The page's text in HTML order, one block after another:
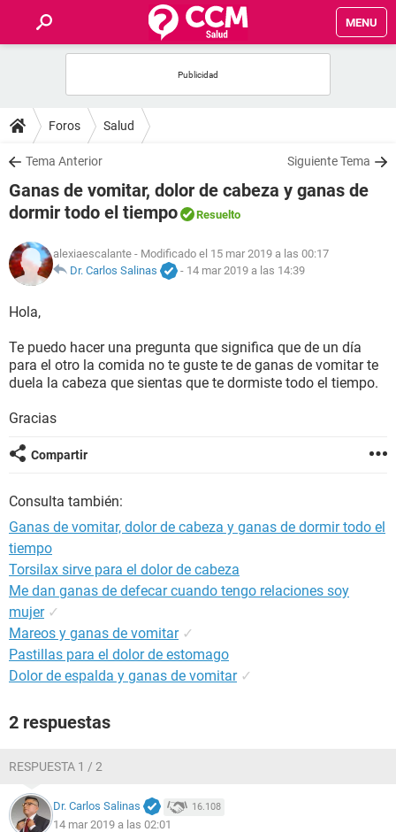
MENU
FOROS
SALUD
FAMILIA
NUTRICIÓN
SEXUALIDAD
GLOSARIO
Foros Salud
Tema Anterior Siguiente Tema
Ganas de vomitar, dolor de cabeza y ganas de
dormir todo el tiempo
Resuelto
alexiaescalante - Modificado el 15 mar 2019 a las 00:17
Dr. Carlos Salinas
- 14 mar 2019 a las 14:39
Hola,
Te puedo hacer una pregunta que significa que de un día
para el otro la comida no te guste te de ganas de vomitar te
duela la cabeza que sientas que te dormiste todo el tiempo.
Gracias
Compartir
Consulta también:
Ganas de vomitar, dolor de cabeza y ganas de dormir todo el
tiempo
Torsilax sirve para el dolor de cabeza
Me dan ganas de defecar cuando tengo relaciones soy
mujer ✓
Mareos y ganas de vomitar ✓
Pastillas para el dolor de estomago
Dolor de espalda y ganas de vomitar ✓
2 respuestas
RESPUESTA 1 / 2
Dr. Carlos Salinas 16.108
14 mar 2019 a las 02:01